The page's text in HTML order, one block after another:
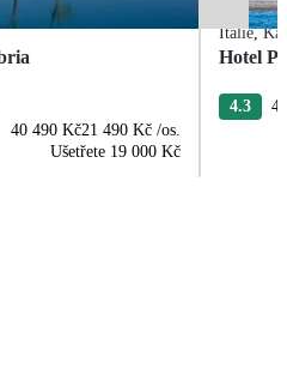
40 490 Kč21 490 Kč /os.
Ušetřete 19 000 Kč
Itálie,
Hotel
4.3